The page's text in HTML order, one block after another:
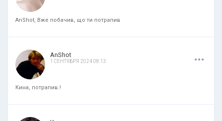
AnShot, Вже побачив, що ти потрапив
AnShot
1 СЕНТЯБРЯ 2024 08:13 ...
Кина, потрапив.!